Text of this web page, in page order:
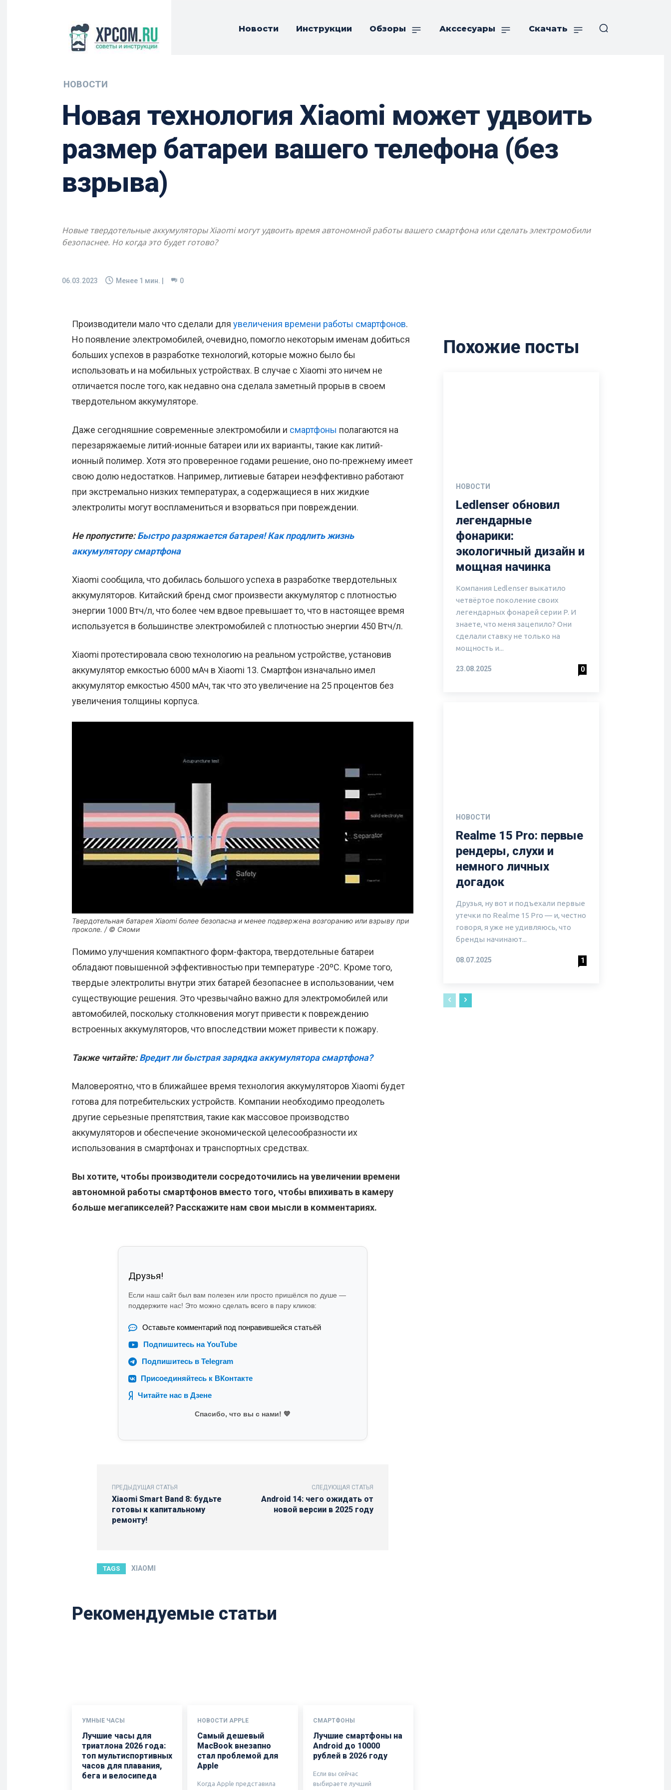
Новости Инструкции Обзоры Акссесуары Скачать
НОВОСТИ
Новая технология Xiaomi может удвоить
размер батареи вашего телефона (без
взрыва)
Новые твердотельные аккумуляторы Xiaomi могут удвоить время автономной работы вашего смартфона или сделать электромобили
безопаснее. Но когда это будет готово?
06.03.2023 Менее 1 мин. | 0
Производители мало что сделали для увеличения времени работы смартфонов.
Но появление электромобилей, очевидно, помогло некоторым именам добиться
больших успехов в разработке технологий, которые можно было бы
использовать и на мобильных устройствах. В случае с Xiaomi это ничем не
отличается после того, как недавно она сделала заметный прорыв в своем
твердотельном аккумуляторе.
Даже сегодняшние современные электромобили и смартфоны полагаются на
перезаряжаемые литий-ионные батареи или их варианты, такие как литий-
ионный полимер. Хотя это проверенное годами решение, оно по-прежнему имеет
свою долю недостатков. Например, литиевые батареи неэффективно работают
при экстремально низких температурах, а содержащиеся в них жидкие
электролиты могут воспламениться и взорваться при повреждении.
Не пропустите:Быстро разряжается батарея! Как продлить жизнь
аккумулятору смартфона
Xiaomi сообщила, что добилась большого успеха в разработке твердотельных
аккумуляторов. Китайский бренд смог произвести аккумулятор с плотностью
энергии 1000 Втч/л, что более чем вдвое превышает то, что в настоящее время
используется в большинстве электромобилей с плотностью энергии 450 Втч/л.
Xiaomi протестировала свою технологию на реальном устройстве, установив
аккумулятор емкостью 6000 мАч в Xiaomi 13. Смартфон изначально имел
аккумулятор емкостью 4500 мАч, так что это увеличение на 25 процентов без
увеличения толщины корпуса.
Твердотельная батарея Xiaomi более безопасна и менее подвержена возгоранию или взрыву при
проколе. / © Сяоми
Помимо улучшения компактного форм-фактора, твердотельные батареи
обладают повышенной эффективностью при температуре -20ºC. Кроме того,
твердые электролиты внутри этих батарей безопаснее в использовании, чем
существующие решения. Это чрезвычайно важно для электромобилей или
автомобилей, поскольку столкновения могут привести к повреждению
встроенных аккумуляторов, что впоследствии может привести к пожару.
Также читайте:Вредит ли быстрая зарядка аккумулятора смартфона?
Маловероятно, что в ближайшее время технология аккумуляторов Xiaomi будет
готова для потребительских устройств. Компании необходимо преодолеть
другие серьезные препятствия, такие как массовое производство
аккумуляторов и обеспечение экономической целесообразности их
использования в смартфонах и транспортных средствах.
Вы хотите, чтобы производители сосредоточились на увеличении времени
автономной работы смартфонов вместо того, чтобы впихивать в камеру
больше мегапикселей? Расскажите нам свои мысли в комментариях.
Друзья!
Если наш сайт был вам полезен или просто пришёлся по душе —
поддержите нас! Это можно сделать всего в пару кликов:
Оставьте комментарий под понравившейся статьёй
Подпишитесь на YouTube
Подпишитесь в Telegram
Присоединяйтесь к ВКонтакте
Читайте нас в Дзене
Спасибо, что вы с нами! 💙
ПРЕДЫДУЩАЯ СТАТЬЯ
Xiaomi Smart Band 8: будьте
готовы к капитальному
ремонту!
СЛЕДУЮЩАЯ СТАТЬЯ
Android 14: чего ожидать от
новой версии в 2025 году
TAGS XIAOMI
Рекомендуемые статьи
УМНЫЕ ЧАСЫ
Лучшие часы для
триатлона 2026 года:
топ мультиспортивных
часов для плавания,
бега и велосипеда
НОВОСТИ APPLE
Самый дешевый
MacBook внезапно
стал проблемой для
Apple
Когда Apple представила
СМАРТФОНЫ
Лучшие смартфоны на
Android до 10000
рублей в 2026 году
Если вы сейчас
выбираете лучший
Похожие посты
НОВОСТИ
Ledlenser обновил
легендарные
фонарики:
экологичный дизайн и
мощная начинка
Компания Ledlenser выкатило
четвёртое поколение своих
легендарных фонарей серии P. И
знаете, что меня зацепило? Они
сделали ставку не только на
мощность и...
23.08.2025 0
НОВОСТИ
Realme 15 Pro: первые
рендеры, слухи и
немного личных
догадок
Друзья, ну вот и подъехали первые
утечки по Realme 15 Pro — и, честно
говоря, я уже не удивляюсь, что
бренды начинают...
08.07.2025 1